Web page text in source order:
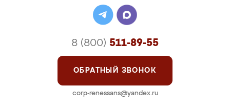
8 (800) 511-89-55
ОБРАТНЫЙ ЗВОНОК
corp-renessans@yandex.ru